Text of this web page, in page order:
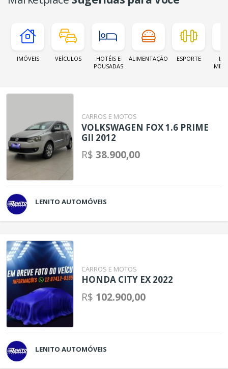
IMÓVEIS VEÍCULOS
HOTÉIS E
POUSADAS
ALIMENTAÇÃO ESPORTE
CARROS E MOTOS
VOLKSWAGEN FOX 1.6 PRIME
GII 2012
R$38.900,00
LENITO AUTOMÓVEIS
CARROS E MOTOS
HONDA CITY EX 2022
R$ 102.900,00
LENITO AUTOMÓVEIS